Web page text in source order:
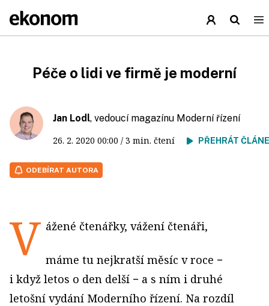
Péče o lidi ve firmě je moderní
Jan Lodl, vedoucí magazínu Moderní řízení
26. 2. 2020 00:00 / 3 min. čtení PŘEHRÁT
ODEBÍRAT AUTORA
V ážené čtenářky, vážení čtenáři,
máme tu nejkratší měsíc v roce −
i když letos o den delší − a s ním i druhé
letošní vydání Moderního řízení. Na rozdíl